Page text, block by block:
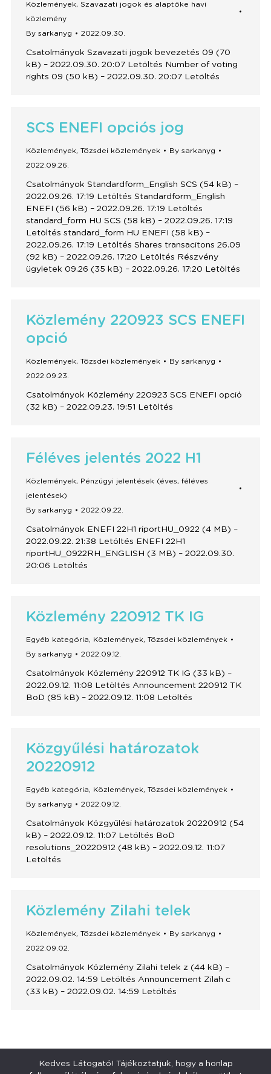
Közlemények, Szavazati jogok és alaptőke havi
közlemény
By sarkanyg 2022.09.30.
Csatolmányok Szavazati jogok bevezetés 09 (70
kB) – 2022.09.30. 20:07 Letöltés Number of voting
rights 09 (50 kB) – 2022.09.30. 20:07 Letöltés
SCS ENEFI opciós jog
Közlemények, Tőzsdei közlemények By sarkanyg
2022.09.26.
Csatolmányok Standardform_English SCS (54 kB) –
2022.09.26. 17:19 Letöltés Standardform_English
ENEFI (56 kB) – 2022.09.26. 17:19 Letöltés
standard_form HU SCS (58 kB) – 2022.09.26. 17:19
Letöltés standard_form HU ENEFI (58 kB) –
2022.09.26. 17:19 Letöltés Shares transacitons 26.09
(92 kB) – 2022.09.26. 17:20 Letöltés Részvény
ügyletek 09.26 (35 kB) – 2022.09.26. 17:20 Letöltés
Közlemény 220923 SCS ENEFI
opció
Közlemények, Tőzsdei közlemények By sarkanyg
2022.09.23.
Csatolmányok Közlemény 220923 SCS ENEFI opció
(32 kB) – 2022.09.23. 19:51 Letöltés
Féléves jelentés 2022 H1
Közlemények, Pénzügyi jelentések (éves, féléves
jelentések)
By sarkanyg 2022.09.22.
Csatolmányok ENEFI 22H1 riportHU_0922 (4 MB) –
2022.09.22. 21:38 Letöltés ENEFI 22H1
riportHU_0922RH_ENGLISH (3 MB) – 2022.09.30.
20:06 Letöltés
Közlemény 220912 TK IG
Egyéb kategória, Közlemények, Tőzsdei közlemények
By sarkanyg 2022.09.12.
Csatolmányok Közlemény 220912 TK IG (33 kB) –
2022.09.12. 11:08 Letöltés Announcement 220912 TK
BoD (85 kB) – 2022.09.12. 11:08 Letöltés
Közgyűlési határozatok
20220912
Egyéb kategória, Közlemények, Tőzsdei közlemények
By sarkanyg 2022.09.12.
Csatolmányok Közgyűlési határozatok 20220912 (54
kB) – 2022.09.12. 11:07 Letöltés BoD
resolutions_20220912 (48 kB) – 2022.09.12. 11:07
Letöltés
Közlemény Zilahi telek
Közlemények, Tőzsdei közlemények By sarkanyg
2022.09.02.
Csatolmányok Közlemény Zilahi telek z (44 kB) –
2022.09.02. 14:59 Letöltés Announcement Zilah c
(33 kB) – 2022.09.02. 14:59 Letöltés
Kedves Látogató! Tájékoztatjuk, hogy a honlap